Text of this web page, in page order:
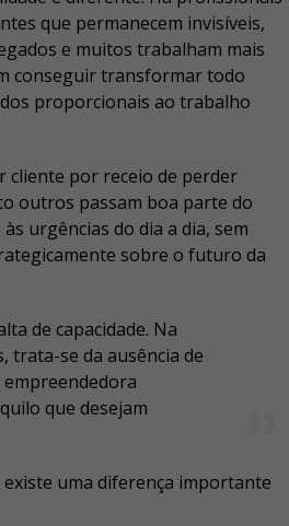
que permanecem invisíveis,
e muitos trabalham mais
conseguir transformar todo
proporcionais ao trabalho
cliente por receio de perder
outros passam boa parte do
urgências do dia a dia, sem
sobre o futuro da
de capacidade. Na
trata-se da ausência de
que desejam
uma diferença importante